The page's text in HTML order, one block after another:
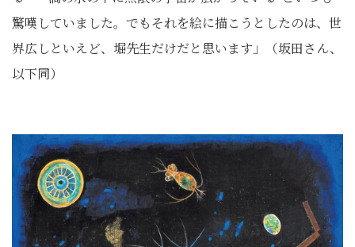
驚嘆していました。でもそれを絵に描こうとしたのは、世
界広しといえど、堀先生だけだと思います」（坂田さん、
以下同）